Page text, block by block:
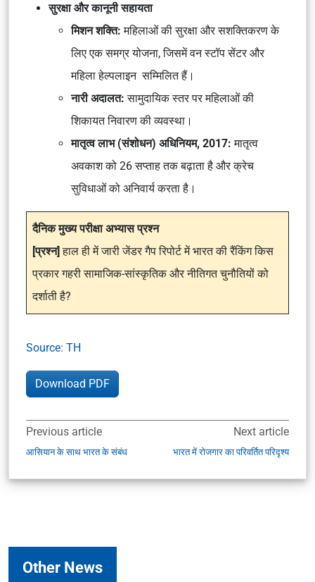
सुरक्षा और कानूनी सहायता
मिशन शक्ति: महिलाओं कीसुरक्षा और सशक्तिकरणके
लिए एकसमग्र योजना, जिसमेंवन स्टॉप सेंटर और
महिला हेल्पलाइन सम्मिलित हैं।
नारी अदालत:सामुदायिक स्तर पर महिलाओं की
शिकायत निवारणकी व्यवस्था।
मातृत्व लाभ (संशोधन) अधिनियम, 2017:मातृत्व
अवकाश को 26 सप्ताहतक बढ़ाता है औरक्रेच
सुविधाओंको अनिवार्य करता है।
दैनिक मुख्य परीक्षा अभ्यास प्रश्न
[प्रश्न]हाल ही में जारी जेंडर गैप रिपोर्ट में भारत की रैंकिंग किस
प्रकार गहरी सामाजिक-सांस्कृतिक और नीतिगत चुनौतियों को
दर्शाती है?
Source: TH
Download PDF
Previous article
आसियान के साथ भारत के संबंध
Next article
भारत में रोजगार का परिवर्तित परिदृश्य
Other News